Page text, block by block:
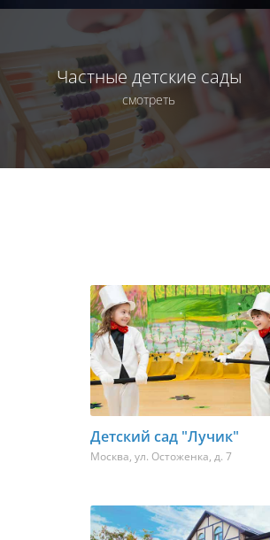
Частные детские сады
смотреть
Детский сад "Лучик"
Москва, ул. Остоженка, д. 7